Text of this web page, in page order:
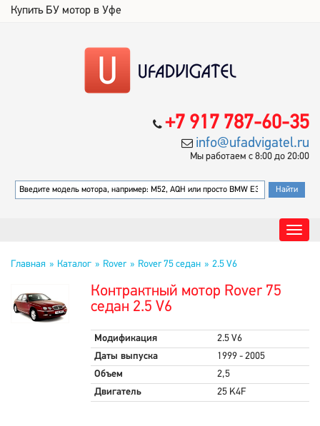
Купить БУ мотор в Уфе
+7 917 787-60-35
info@ufadvigatel.ru
Мы работаем с 8:00 до 20:00
Главная Каталог Rover Rover 75 седан 2.5 V6
Контрактный мотор Rover 75
седан 2.5 V6
Модификация
2.5 V6
Даты выпуска
1999 - 2005
Объем
2,5
Двигатель
25 K4F